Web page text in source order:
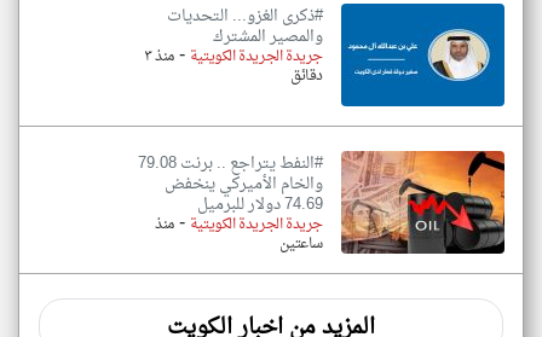
#ذكرى الغزو... التحديات
والمصير المشترك
جريدة الجريدة الكويتية - منذ ٣
دقائق
#النفط يتراجع .. برنت 79.08
والخام الأميركي ينخفض
74.69 دولار للبرميل
جريدة الجريدة الكويتية -منذ
ساعتين
المزيد من اخبار الكويت